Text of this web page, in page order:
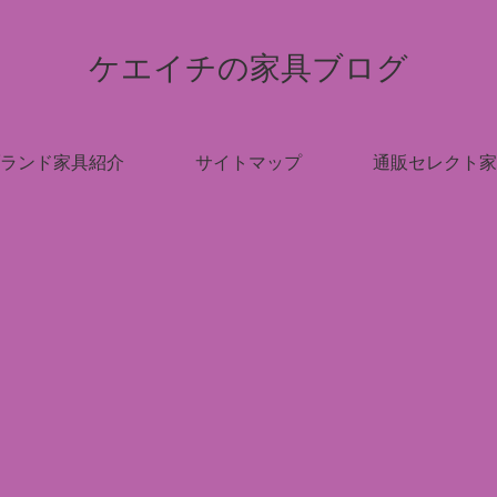
ケエイチの家具ブログ
ンド家具紹介 サイトマップ 通販セレクト